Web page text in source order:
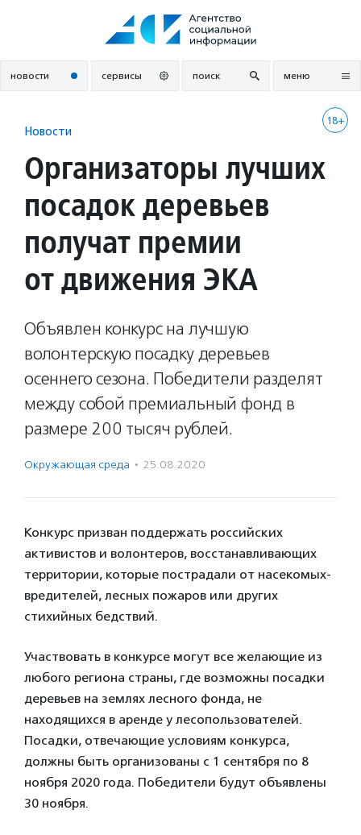
новости сервисы поиск меню
18+
Новости
Организаторы лучших
посадок деревьев
получат премии
от движения ЭКА
Объявлен конкурс на лучшую
волонтерскую посадку деревьев
осеннего сезона. Победители разделят
между собой премиальный фонд в
размере 200 тысяч рублей.
Окружающая среда · 25.08.2020
Конкурс призван поддержать российских
активистов и волонтеров, восстанавливающих
территории, которые пострадали от насекомых-
вредителей, лесных пожаров или других
стихийных бедствий.
Участвовать в конкурсе могут все желающие из
любого региона страны, где возможны посадки
деревьев на землях лесного фонда, не
находящихся в аренде у лесопользователей.
Посадки, отвечающие условиям конкурса,
должны быть организованы с 1 сентября по 8
ноября 2020 года. Победители будут объявлены
30 ноября.